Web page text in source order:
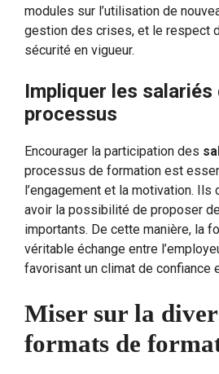
modules sur l’utilisation de
gestion des crises, et le respect
sécurité en vigueur.
Impliquer les salariés
processus
Encourager la participation des
processus de formation est
l’engagement et la motivation. Ils
avoir la possibilité de proposer
importants. De cette manière, la
véritable échange entre
favorisant un climat de confiance
Miser sur la
formats de